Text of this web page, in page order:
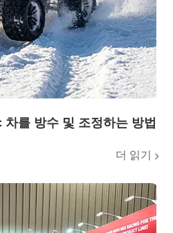
를 방수 및 조정하는 방법
더 읽기